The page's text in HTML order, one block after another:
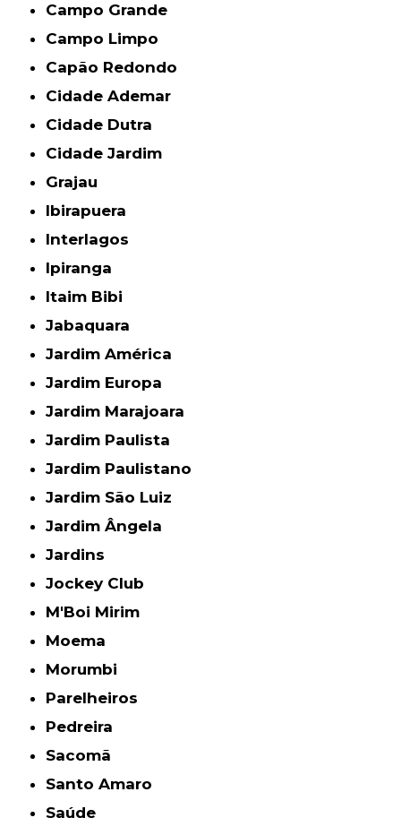
Campo Grande
Campo Limpo
Capão Redondo
Cidade Ademar
Cidade Dutra
Cidade Jardim
Grajau
Ibirapuera
Interlagos
Ipiranga
Itaim Bibi
Jabaquara
Jardim América
Jardim Europa
Jardim Marajoara
Jardim Paulista
Jardim Paulistano
Jardim São Luiz
Jardim Ângela
Jardins
Jockey Club
M'Boi Mirim
Moema
Morumbi
Parelheiros
Pedreira
Sacomã
Santo Amaro
Saúde